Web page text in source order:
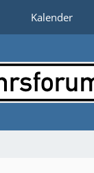
Kalender